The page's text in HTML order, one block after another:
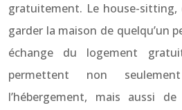
gratuitement. Le house-
garder la maison de quelqu’un
échange du logement
permettent non
l’hébergement, mais aussi